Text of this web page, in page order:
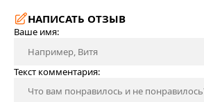
НАПИСАТЬ ОТЗЫВ
Ваше имя:
Текст комментария: